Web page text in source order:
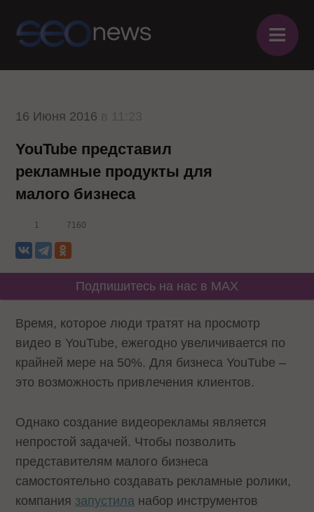
≡
16 Июня 2016
YouTube представил
рекламные продукты для
малого бизнеса
1 7160
Подпишитесь на нас в MAX
Время, которое люди тратят на просмотр
видео в YouTube, ежегодно увеличивается по
крайней мере на 50%. Для бизнеса YouTube –
это возможность привлечения клиентов.
Однако создание видеорекламы является
непростой задачей. Чтобы позволить
представителям малого бизнеса
самостоятельно создавать рекламные ролики,
компания запустила набор инструментов